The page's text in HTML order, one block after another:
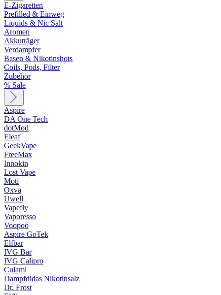
E-Zigaretten
Prefilled & Einweg
Liquids & Nic Salt
Aromen
Akkuträger
Verdampfer
Basen & Nikotinshots
Coils, Pods, Filter
Zubehör
% Sale
Aspire
DA One Tech
dotMod
Eleaf
GeekVape
FreeMax
Innokin
Lost Vape
Moti
Oxva
Uwell
Vapefly
Vaporesso
Voopoo
Aspire GoTek
Elfbar
IVG Bar
IVG Calipro
Culami
Dampfdidas Nikotinsalz
Dr. Frost